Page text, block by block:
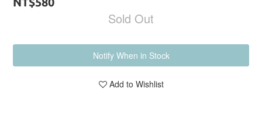
Sold Out
Notify When in Stock
Add to Wishlist